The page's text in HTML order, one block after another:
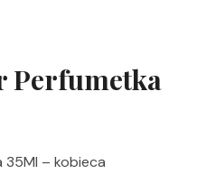
Perfumetka
35Ml – kobieca